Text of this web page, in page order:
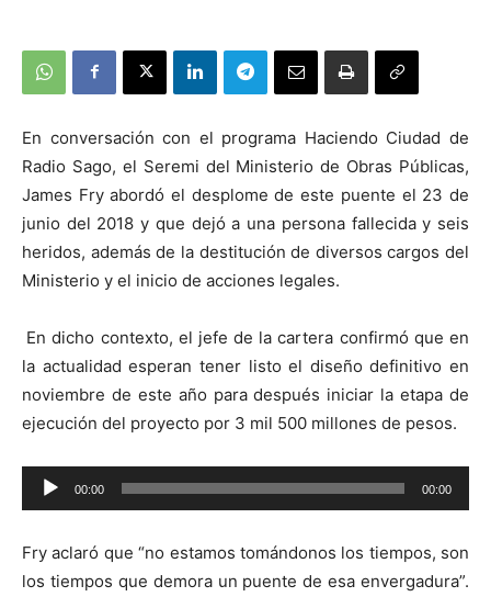
En conversación con el programa Haciendo Ciudad de
Radio Sago, el Seremi del Ministerio de Obras Públicas,
James Fry abordó el desplome de este puente el 23 de
junio del 2018 y que dejó a una persona fallecida y seis
heridos, además de la destitución de diversos cargos del
Ministerio y el inicio de acciones legales.
En dicho contexto, el jefe de la cartera confirmó que en
la actualidad esperan tener listo el diseño definitivo en
noviembre de este año para después iniciar la etapa de
ejecución del proyecto por 3 mil 500 millones de pesos.
Reproductor
de
00:00 00:00
Fry aclaró que “no estamos tomándonos los tiempos, son
los tiempos que demora un puente de esa envergadura”.